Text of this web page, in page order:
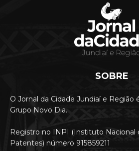
SOBRE
O Jornal da Cidade Jundiaí e Região
Grupo Novo Dia.
Registro no INPI (Instituto Nacional
Patentes) número 915859211